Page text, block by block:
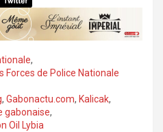
,
de Police Nationale
, Gabonactu.com, Kalicak,
gabonaise,
Oil Lybia